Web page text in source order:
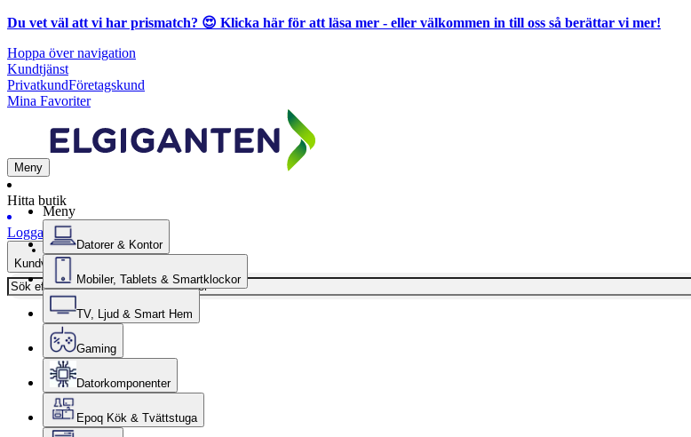
Du vet väl att vi har prismatch? 😍 Klicka här för att läsa mer - eller välkommen in till oss så berättar vi mer!
Hoppa över navigation
Kundtjänst
PrivatkundFöretagskund
Mina Favoriter
Meny
Hitta butik
Logga in
Kundvagn
Meny
Datorer & Kontor
Mobiler, Tablets & Smartklockor
TV, Ljud & Smart Hem
Gaming
Datorkomponenter
Epoq Kök & Tvättstuga